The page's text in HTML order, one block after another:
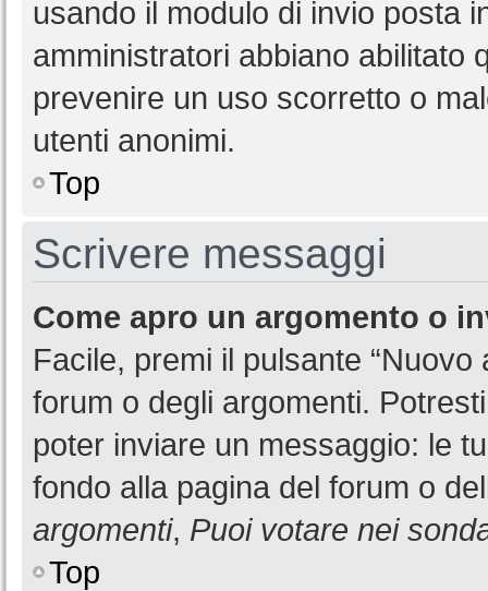
usando il modulo di invio posta
amministratori abbiano abilitato
prevenire un uso scorretto o
utenti anonimi.
Top
Scrivere messaggi
Come apro un argomento o
Facile, premi il pulsante
forum o degli argomenti.
poter inviare un messaggio: le
fondo alla pagina del forum o
argomenti, Puoi votare nei
Top